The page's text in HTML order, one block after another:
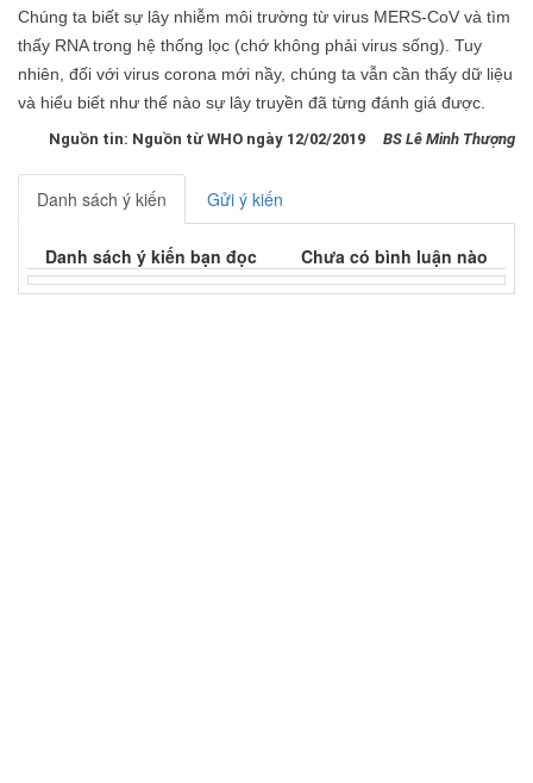
Chúng ta biết sự lây nhiễm môi trường từ virus MERS-CoV và tìm
thấy RNA trong hệ thống lọc (chớ không phải virus sống). Tuy
nhiên, đối với virus corona mới nầy, chúng ta vẫn cần thấy dữ liệu
và hiểu biết như thế nào sự lây truyền đã từng đánh giá được.
BS Lê Minh Thượng
Nguồn tin: Nguồn từ WHO ngày 12/02/2019